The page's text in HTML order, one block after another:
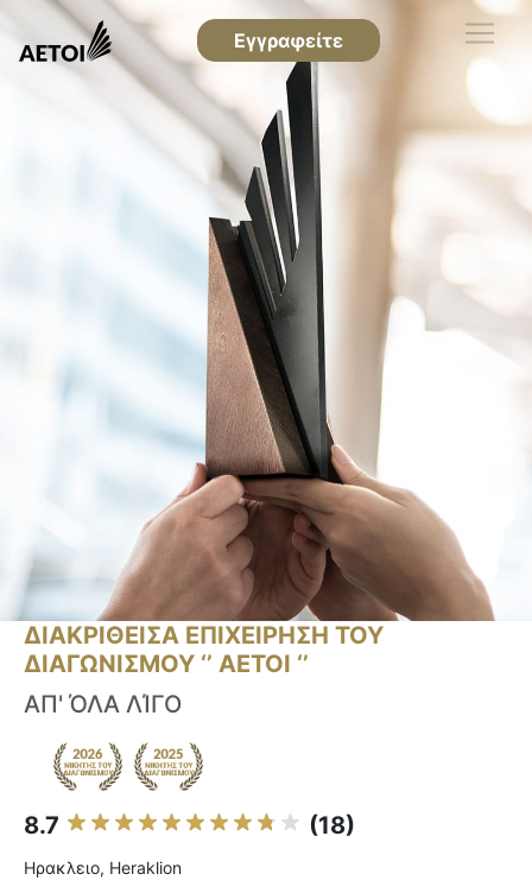
Εγγραφείτε
ΔΙΑΚΡΙΘΕΙΣΑ ΕΠΙΧΕΙΡΗΣΗ ΤΟΥ
ΔΙΑΓΩΝΙΣΜΟΥ ‘’ ΑΕΤΟΙ ‘’
ΑΠ' ΌΛΑ ΛΊΓΟ
8.7 (18)
Ηρακλειο, Heraklion